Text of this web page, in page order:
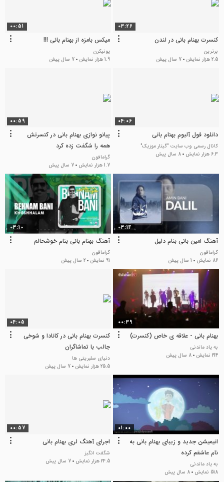
03:26
کنسرت بهنام بانی در لندن
برترین
2.5 هزار نمایش
7 سال پیش
00:51
میکس بامزه از بهنام بانی !!!
یونیکرن
1.9 هزار نمایش
7 سال پیش
04:06
دانلود فول آلبوم بهنام بانی
کانال رسمی وب سایت "گیتار موزیک"
6.3 هزار نمایش
8 سال پیش
00:59
پیانو نوازی بهنام بانی در کنسرتش
همه را شگفت زده کرد
گرامافون
1.7 هزار نمایش
7 سال پیش
03:14
آهنگ امین بانی بنام دلیل
گرامافون
86 نمایش
1 سال پیش
03:10
آهنگ بهنام بانی بنام خوشحالم
گرامافون
91 نمایش
2 سال پیش
00:39
بهنام بانی - علاقه ی خاص (کنسرت)
به یاد ماندنی
214 نمایش
8 سال پیش
04:05
کنسرت بهنام بانی در کانادا و شوخی
جالب با تماشاگران
دنیای سلبریتی ها
25.5 هزار نمایش
7 سال پیش
01:00
انیمیشن جدید و زیبای بهنام بانی به
نام عاشقم کرده
به یاد ماندنی
518 نمایش
8 سال پیش
00:57
اجرای آهنگ لری بهنام بانی
شگفت انگیز
24.5 هزار نمایش
7 سال پیش